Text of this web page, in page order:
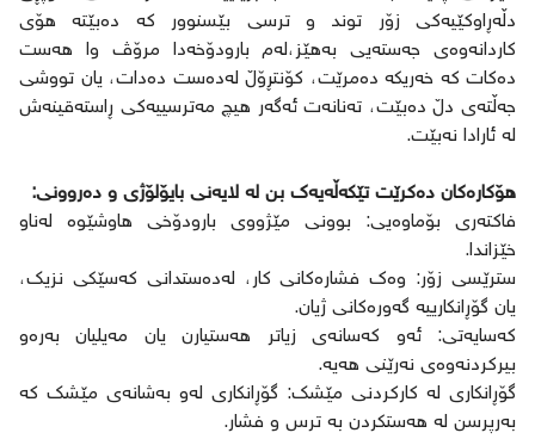
دڵەڕاوکێیەکی زۆر توند و ترسی بێسنوور کە دەبێتە هۆی
کاردانەوەی جەستەیی بەهێز،لەم بارودۆخەدا مرۆڤ وا هەست
دەکات کە خەریکە دەمرێت، کۆنتڕۆڵ لەدەست دەدات، یان تووشی
جەڵتەی دڵ دەبێت، تەنانەت ئەگەر هیچ مەترسییەکی ڕاستەقینەش
لە ئارادا نەبێت.
هۆکارەکان دەکرێت تێکەڵەیەک بن لە لایەنی بایۆلۆژی و دەروونی:
فاکتەری بۆماوەیی: بوونی مێژووی بارودۆخی هاوشێوە لەناو
خێزاندا.
سترێسی زۆر: وەک فشارەکانی کار، لەدەستدانی کەسێکی نزیک،
یان گۆڕانکارییە گەورەکانی ژیان.
کەسایەتی: ئەو کەسانەی زیاتر هەستیارن یان مەیلیان بەرەو
بیرکردنەوەی نەرێنی هەیە.
گۆڕانکاری لە کارکردنی مێشک: گۆڕانکاری لەو بەشانەی مێشک کە
بەرپرسن لە هەستکردن بە ترس و فشار.